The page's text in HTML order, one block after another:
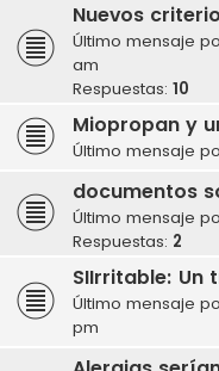
Nuevos
Último mensaje
am
Respuestas: 10
Miopropan y
Último mensaje
documentos
Último mensaje
Respuestas: 2
SIIrritable: Un
Último mensaje
pm